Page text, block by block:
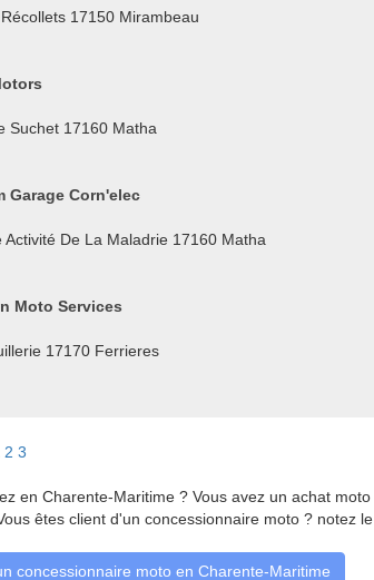
17150 Mirambeau
Suchet 17160 Matha
Garage Corn'elec
Activité De La Maladrie 17160 Matha
Moto Services
17170 Ferrieres
2 3
en Charente-Maritime ? Vous avez un achat
êtes client d'un concessionnaire moto ? notez
concessionnaire moto en Charente-Maritime